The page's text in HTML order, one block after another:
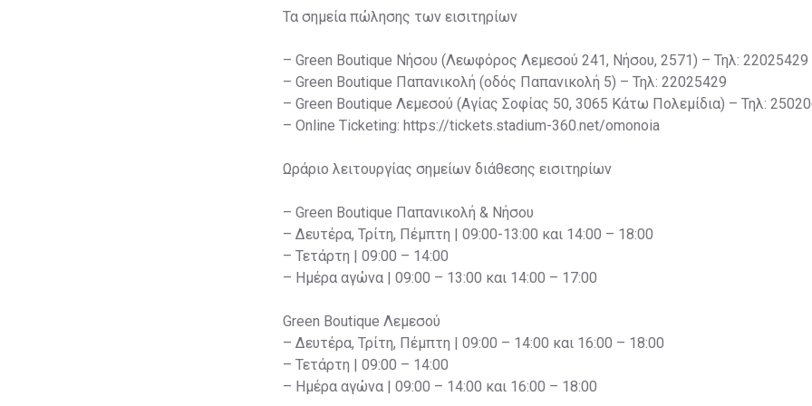
Τα σημεία πώλησης των εισιτηρίων
– Green Boutique Νήσου (Λεωφόρος Λεμεσού 241, Νήσου, 2571) – Τηλ: 22025429
– Green Boutique Παπανικολή (οδός Παπανικολή 5) – Τηλ: 22025429
– Green Boutique Λεμεσού (Αγίας Σοφίας 50, 3065 Κάτω Πολεμίδια) – Τηλ:
– Online Ticketing: https://tickets.stadium-360.net/omonoia
Ωράριο λειτουργίας σημείων διάθεσης εισιτηρίων
– Green Boutique Παπανικολή & Νήσου
– Δευτέρα, Τρίτη, Πέμπτη | 09:00-13:00 και 14:00 – 18:00
– Τετάρτη | 09:00 – 14:00
– Ημέρα αγώνα | 09:00 – 13:00 και 14:00 – 17:00
Green Boutique Λεμεσού
– Δευτέρα, Τρίτη, Πέμπτη | 09:00 – 14:00 και 16:00 – 18:00
– Τετάρτη | 09:00 – 14:00
– Ημέρα αγώνα | 09:00 – 14:00 και 16:00 – 18:00